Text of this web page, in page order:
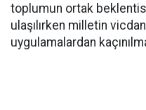
toplumun ortak
ulaşılırken milletin
uygulamalardan